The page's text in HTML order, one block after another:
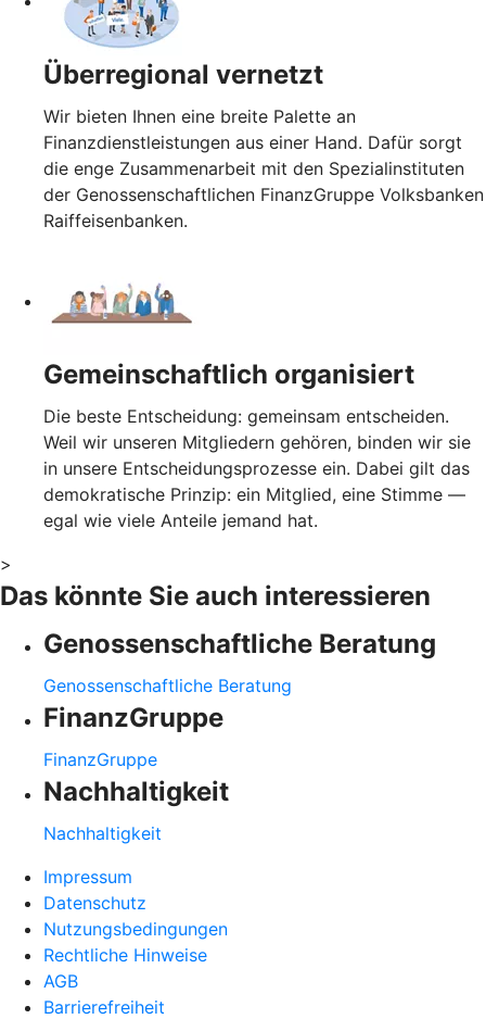
Überregional vernetzt
Wir bieten Ihnen eine breite Palette an
Finanzdienstleistungen aus einer Hand. Dafür sorgt
die enge Zusammenarbeit mit den Spezialinstituten
der Genossenschaftlichen FinanzGruppe Volksbanken
Raiffeisenbanken.
Gemeinschaftlich organisiert
Die beste Entscheidung: gemeinsam entscheiden.
Weil wir unseren Mitgliedern gehören, binden wir sie
in unsere Entscheidungsprozesse ein. Dabei gilt das
demokratische Prinzip: ein Mitglied, eine Stimme —
egal wie viele Anteile jemand hat.
>
Das könnte Sie auch interessieren
Genossenschaftliche Beratung
Genossenschaftliche Beratung
FinanzGruppe
FinanzGruppe
Nachhaltigkeit
Nachhaltigkeit
Impressum
Datenschutz
Nutzungsbedingungen
Rechtliche Hinweise
AGB
Barrierefreiheit